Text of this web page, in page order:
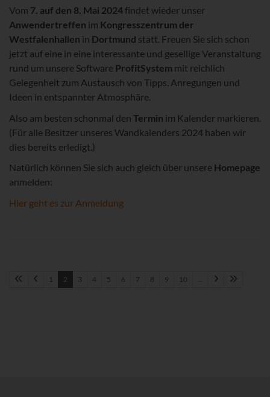
Vom 7. auf den 8. Mai 2024findet wieder unser
Anwendertreffen im Kongresszentrum der
Westfalenhallen in Dortmund statt. Freuen Sie sich schon
jetzt auf eine in eine interessante und gesellige Veranstaltung
rund um unsere Software ProfitSystem mit reichlich
Gelegenheit zum Austausch von Tipps, Anregungen und
Ideen in entspannter Atmosphäre.
Also am besten schonmal den Termin im Kalender markieren.
(Für alle Besitzer unseres Wandkalenders 2024 haben wir
dies bereits erledigt.)
Natürlich können Sie sich auch gleich über unsere Homepage
anmelden:
Hier geht es zur Anmeldung
1 2 3 4 5 6 7 8 9 10 …